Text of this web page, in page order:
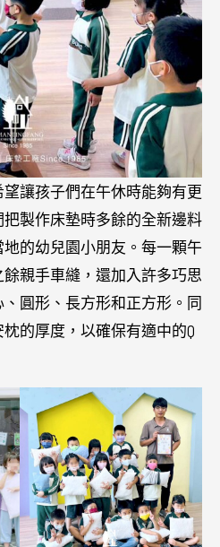
讓孩子們在午休時能夠有更
製作床墊時多餘的全新邊料
的幼兒園小朋友。每一顆午
親手車縫，還加入許多巧思
圓形、長方形和正方形。同
的厚度，以確保有適中的Q